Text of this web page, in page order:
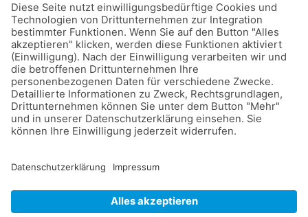
Haftungsausschluss
Bildnachweise
Cookie-Einstellungen